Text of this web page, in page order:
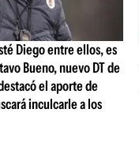
Diego entre ellos, es
Bueno, nuevo DT de
el aporte de
inculcarle a los